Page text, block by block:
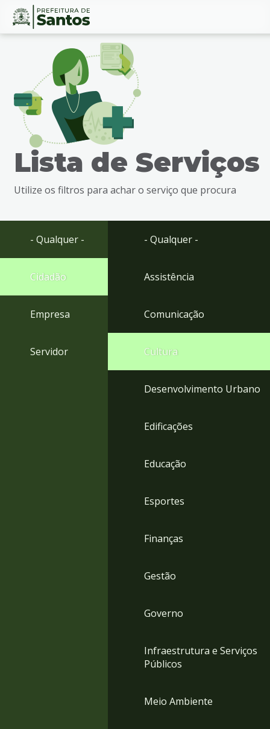
Ir
busca
Ir
rodapé
Conteúdo
Lista de Serviços
Utilize os filtros para achar o serviço que procura
- Qualquer -
Cidadão
Empresa
Servidor
- Qualquer -
Assistência
Comunicação
Cultura
Desenvolvimento Urbano
Edificações
Educação
Esportes
Finanças
Gestão
Governo
Infraestrutura e Serviços
Públicos
Meio Ambiente